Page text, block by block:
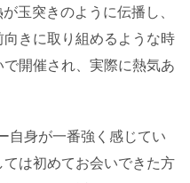
玉突きのように伝播し、
きに取り組めるような時
開催され、実際に熱気あ
自身が一番強く感じてい
は初めてお会いできた方